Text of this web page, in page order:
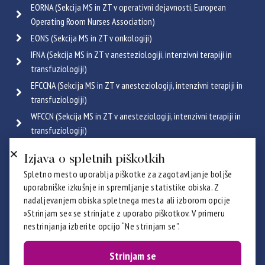
EORNA (Sekcija MS in ZT v operativni dejavnosti, European
Operating Room Nurses Association)
EONS (Sekcija MS in ZT v onkologiji)
IFNA (Sekcija MS in ZT v anesteziologiji, intenzivni terapiji in
transfuziologiji)
EFCCNA (Sekcija MS in ZT v anesteziologiji, intenzivni terapiji in
transfuziologiji)
WFCCN (Sekcija MS in ZT v anesteziologiji, intenzivni terapiji in
transfuziologiji)
ICRN (Sekcija MS in ZT v pulmologiji)
Poglej vse
Certifikati
Izjava o spletnih piškotkih
Spletno mesto uporablja piškotke za zagotavljanje boljše
uporabniške izkušnje in spremljanje statistike obiska. Z
nadaljevanjem obiska spletnega mesta ali izborom opcije
»Strinjam se« se strinjate z uporabo piškotkov. V primeru
nestrinjanja izberite opcijo “Ne strinjam se”.
Strinjam se